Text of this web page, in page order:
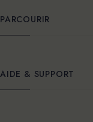
PARCOURIR
AIDE & SUPPORT